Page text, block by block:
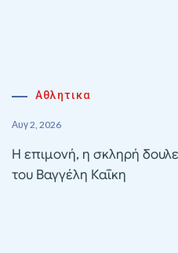
Αθλητικα
Αυγ 2, 2026
Η επιμονή, η σκληρή
του Βαγγέλη Καΐκη